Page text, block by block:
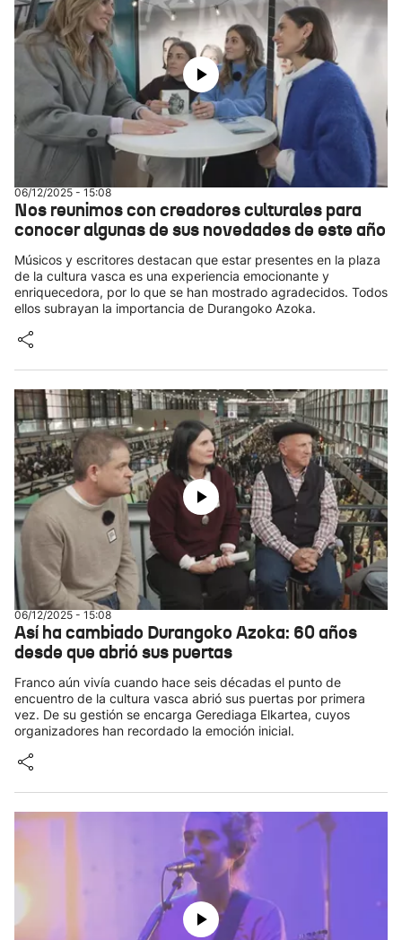
06/12/2025 - 15:08
Nos reunimos con creadores culturales para
conocer algunas de sus novedades de este año
Músicos y escritores destacan que estar presentes en la plaza
de la cultura vasca es una experiencia emocionante y
enriquecedora, por lo que se han mostrado agradecidos. Todos
ellos subrayan la importancia de Durangoko Azoka.
06/12/2025 - 15:08
Así ha cambiado Durangoko Azoka: 60 años
desde que abrió sus puertas
Franco aún vivía cuando hace seis décadas el punto de
encuentro de la cultura vasca abrió sus puertas por primera
vez. De su gestión se encarga Gerediaga Elkartea, cuyos
organizadores han recordado la emoción inicial.